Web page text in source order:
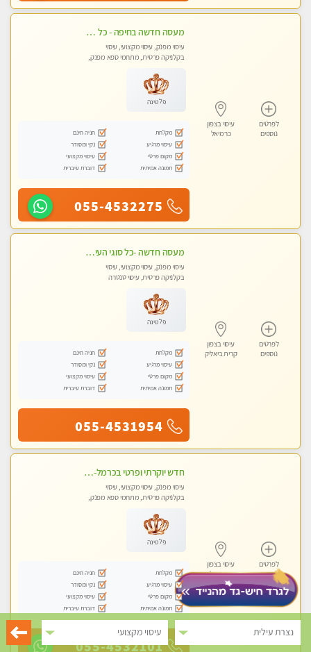
נצרת עילית עיסוי מקצועי
לפרטים
נוספים
עיסוי בצפון
כרמיאל
מעסה חדשה בחיפה - כל סוגי העיסויים מעסה מקצועית ואיכותית פרטי!!!
עיסוי מפנק, עיסוי מקצועי, עיסוי
בקלניקה פרטית, מתחמי ספא מפנק,
פלטינה
מקלחת
חניה חינם
עיסוי מרגיע
נקי ומסודר
מקום פרטי
עיסוי מקצועי
תמונה אמיתית
דוברת עיברית
055-4532275
לפרטים
נוספים
עיסוי בצפון
קרית ביאליק
מעסה חדשה -כל סוגי העיסויים מעסה מקצועית ואיכותית פרטי!!!מומלץ לחלוטין!!
עיסוי מפנק, עיסוי מקצועי, עיסוי
בקלניקה פרטית, עיסוי טנטרה
פלטינה
מקלחת
חניה חינם
עיסוי מרגיע
נקי ומסודר
מקום פרטי
עיסוי מקצועי
תמונה אמיתית
דוברת עיברית
055-4531954
לפרטים
נוספים
עיסוי בצפון
קרית ביאליק
חדש יוקרתי ופרטי בכרמל-חיפה פנקו את עצמכם ברוגע פינוק וחוויה בלתי נשכחת ללא מין !!
עיסוי מפנק, עיסוי מקצועי, עיסוי
בקלניקה פרטית, מתחמי ספא מפנק,
פלטינה
מקלחת
חניה חינם
עיסוי מרגיע
נקי ומסודר
מקום פרטי
עיסוי מקצועי
תמונה אמיתית
דוברת עיברית
055-4532101